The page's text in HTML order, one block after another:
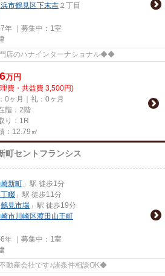
市鶴見区下末吉 ２丁目
年 ｜募集中： 1室
店のハナインターナショナル◆◆
万円
費・共益費 3,500円)
0ヶ月｜礼：0ヶ月
階：2階
り：1R
：12.79㎡
町セントフランシス
崎新町 」駅 徒歩1分
畷 」駅 徒歩11分
鶴見市場 」駅 徒歩19分
崎市川崎区渡田山王町
年 ｜募集中： 1室
動産会社です♪諸条件相談OK◆